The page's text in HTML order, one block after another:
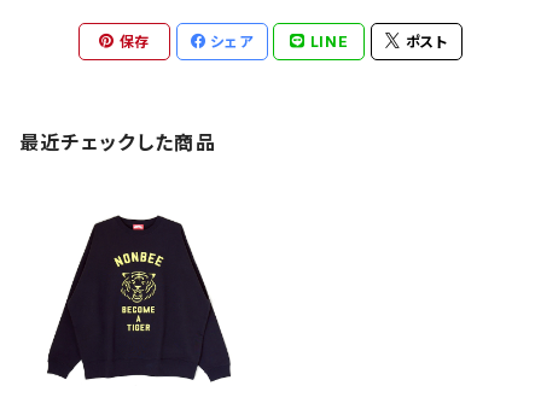
保存 シェア LINE ポスト
最近チェックした商品